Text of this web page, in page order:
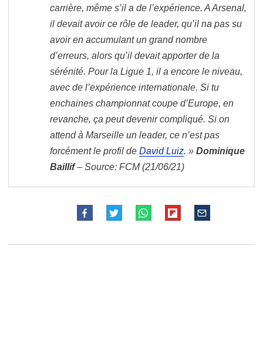
carrière, même s’il a de l’expérience. A Arsenal,
il devait avoir ce rôle de leader, qu’il na pas su
avoir en accumulant un grand nombre
d’erreurs, alors qu’il devait apporter de la
sérénité. Pour la Ligue 1, il a encore le niveau,
avec de l’expérience internationale. Si tu
enchaines championnat coupe d’Europe, en
revanche, ça peut devenir compliqué. Si on
attend à Marseille un leader, ce n’est pas
forcément le profil de David Luiz. » Dominique
Baillif– Source: FCM (21/06/21)